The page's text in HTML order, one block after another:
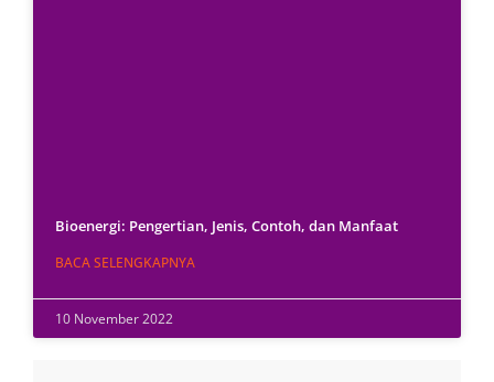
Bioenergi: Pengertian, Jenis, Contoh, dan Manfaat
BACA SELENGKAPNYA
10 November 2022